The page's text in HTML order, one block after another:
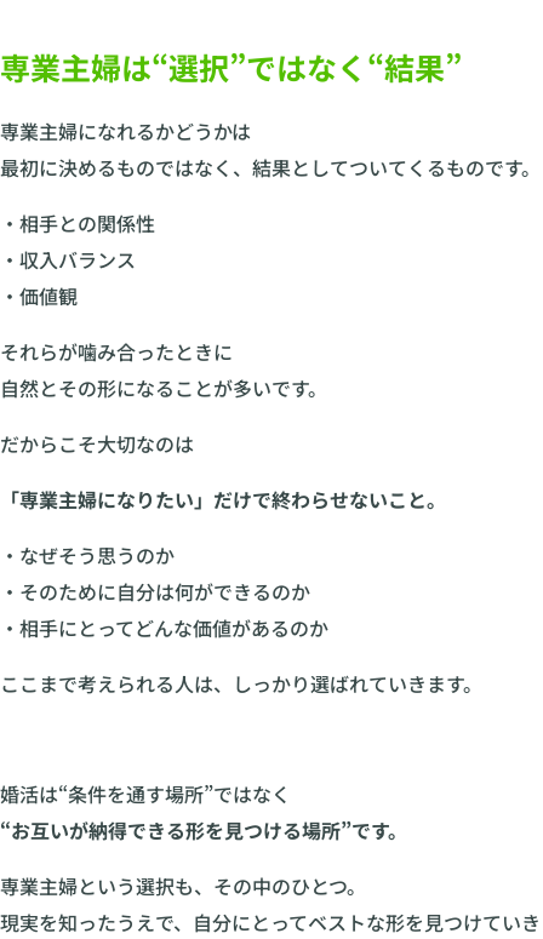
専業主婦は“選択”ではなく“結果”
専業主婦になれるかどうかは
最初に決めるものではなく、結果としてついてくるものです。
・相手との関係性
・収入バランス
・価値観
それらが噛み合ったときに
自然とその形になることが多いです。
だからこそ大切なのは
「専業主婦になりたい」だけで終わらせないこと。
・なぜそう思うのか
・そのために自分は何ができるのか
・相手にとってどんな価値があるのか
ここまで考えられる人は、しっかり選ばれていきます。
婚活は“条件を通す場所”ではなく
“お互いが納得できる形を見つける場所”です。
専業主婦という選択も、その中のひとつ。
現実を知ったうえで、自分にとってベストな形を見つけていき